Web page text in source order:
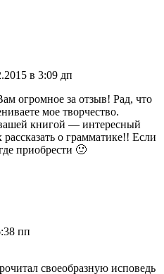
в 3:09 дп
огромное за отзыв! Рад, что
мое творчество.
книгой — интересный
о грамматике!! Если
приобрести 🙂
пп
своеобразную исповедь